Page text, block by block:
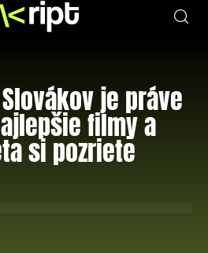
Slovákov je práve
filmy a
si pozriete